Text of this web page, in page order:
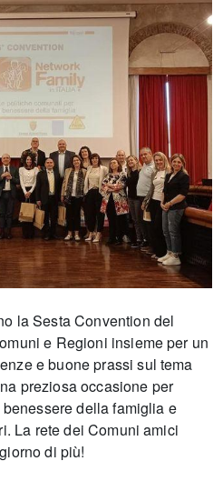
la Sesta Convention del
e Regioni insieme per un
e buone prassi sul tema
preziosa occasione per
della famiglia e
La rete dei Comuni amici
di più!